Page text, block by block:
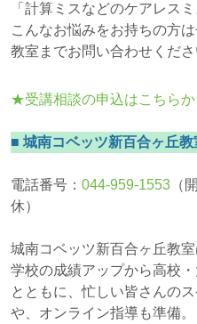
「計算ミスなどのケアレス
こんなお悩みをお持ちの方
教室までお問い合わせくださ
★受講相談の申込はこちら
■ 城南コベッツ新百合ヶ丘教
電話番号： 044-959-1553 （
休）
城南コベッツ新百合ヶ丘教
学校の成績アップから高校
とともに、忙しい皆さんの
や、オンライン指導も準備